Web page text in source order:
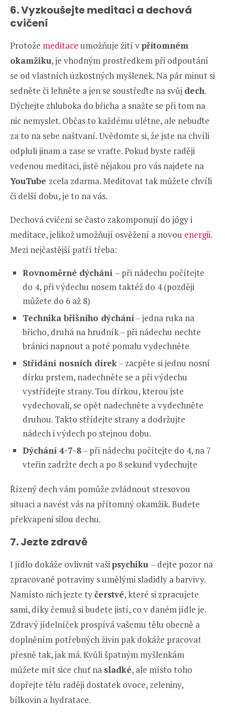
6. Vyzkoušejte meditaci a dechová
cvičení
Protože meditace umožňuje žití vpřítomném
okamžiku, je vhodným prostředkem při odpoutání
se od vlastních úzkostných myšlenek. Na pár minut si
sedněte či lehněte a jen se soustřeďte na svůj dech.
Dýchejte zhluboka do břicha a snažte se při tom na
nic nemyslet. Občas to každému ulétne, ale nebuďte
za to na sebe naštvaní. Uvědomte si, že jste na chvíli
odpluli jinam a zase se vraťte. Pokud byste raději
vedenou meditaci, jistě nějakou pro vás najdete na
YouTube zcela zdarma. Meditovat tak můžete chvíli
či delší dobu, je to na vás.
Dechová cvičení se často zakomponují do jógy i
meditace, jelikož umožňují osvěžení a novou energii.
Mezi nejčastější patří třeba:
Rovnoměrné dýchání – při nádechu počítejte
do 4, při výdechu nosem taktéž do 4 (později
můžete do 6 až 8)
Technika břišního dýchání– jedna ruka na
břicho, druhá na hrudník – při nádechu nechte
bránici napnout a poté pomalu vydechněte
Střídání nosních dírek– zacpěte si jednu nosní
dírku prstem, nadechněte se a při výdechu
vystřídejte strany. Tou dírkou, kterou jste
vydechovali, se opět nadechněte a vydechněte
druhou. Takto střídejte strany a dodržujte
nádech i výdech po stejnou dobu.
Dýchání 4-7-8– při nádechu počítejte do 4, na 7
vteřin zadržte dech a po 8 sekund vydechujte
Řízený dech vám pomůže zvládnout stresovou
situaci a navést vás na přítomný okamžik. Budete
překvapeni silou dechu.
7. Jezte zdravě
I jídlo dokáže ovlivnit vašipsychiku – dejte pozor na
zpracované potraviny s umělými sladidly a barvivy.
Namísto nich jezte tyčerstvé, které si zpracujete
sami, díky čemuž si budete jistí, co v daném jídle je.
Zdravý jídelníček prospívá vašemu tělu obecně a
doplněním potřebných živin pak dokáže pracovat
přesně tak, jak má. Kvůli špatným myšlenkám
můžete mít sice chuť na sladké, ale místo toho
dopřejte tělu raději dostatek ovoce, zeleniny,
bílkovin a hydratace.